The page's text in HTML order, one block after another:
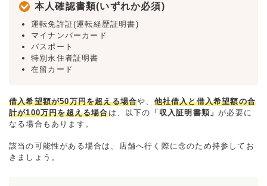
本人確認書類(いずれか必須)
運転免許証(運転経歴証明書)
マイナンバーカード
パスポート
特別永住者証明書
在留カード
借入希望額が50万円を超える場合や、 他社借入と借入希望額の合
計が100万円を超える場合は、以下の 「収入証明書類」が必要に
なる場合もあります。
該当の可能性がある場合は、店舗へ行く際に念のため持参してお
きましょう。